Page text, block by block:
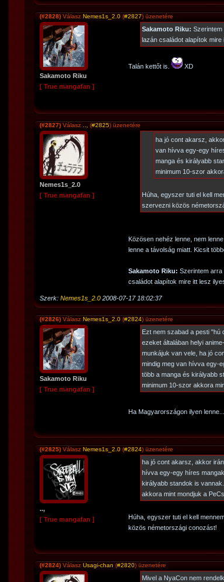
(#2828) Válasz Nemes1s_2.0 (#2827) üzenetére
Sakamoto Riku
[ True mangafan ]
Sakamoto Riku:
lazán családot alapítok mire
Talán kettőt is. XD
(#2827) Válasz (#2825) üzenetére
Nemes1s_2.0
[ True mangafan ]
ha jó cont akarsz,
van hívva egy-egy
manga és királyabb
minimum 10-szor
Húha, egyszer tuti el kell
szervezni közös
Közösen nehéz lenne, nem
lenne a távolság miatt. Kicsit
Sakamoto Riku: Szerintem
családot alapítok mire itt lesz
Szerk: Nemes1s_2.0 2008-07-17 18:02:37
(#2826) Válasz Nemes1s_2.0 (#2824) üzenetére
Sakamoto Riku
[ True mangafan ]
Ezt nem szabad a pesti "hú
ezeket általában helyi
munkájuk van vele, ha jó
mindig meg van hívva egy-
több a manga és királyabb
minimum 10-szor akkora
Ha Magyarországon ilyen lenne....
(#2825) Válasz Nemes1s_2.0 (#2824) üzenetére
..,
[ True mangafan ]
ha jó cont akarsz, akkor
hívva egy-egy híres
királyabb standok is
akkora mint mondjuk a
Húha, egyszer tuti el kell
közös németországi conozást!
(#2824) Válasz Usagi-chan (#2820) üzenetére
Mivel a NyaCon nem